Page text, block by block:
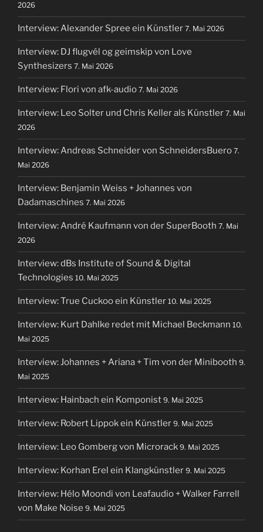
2026
Interview: Alexander Spree ein Künstler 7. Mai 2026
Interview: DJ flugvél og geimskip von Love
Synthesizers 7. Mai 2026
Interview: Flori von afk-audio 7. Mai 2026
Interview: Leo Solter und Chris Keller als Künstler 7. Mai
2026
Interview: Andreas Schneider von SchneidersBuero 7.
Mai 2026
Interview: Benjamin Weiss + Johannes von
Dadamaschines 7. Mai 2026
Interview: André Kaufmann von der SuperBooth 7. Mai
2026
Interview: dBs Institute of Sound & Digital
Technologies 10. Mai 2025
Interview: True Cuckoo ein Künstler 10. Mai 2025
Interview: Kurt Dahlke redet mit Michael Beckmann 10.
Mai 2025
Interview: Johannes + Ariana + Tim von der Minibooth 9.
Mai 2025
Interview: Hainbach ein Komponist 9. Mai 2025
Interview: Robert Lippok ein Künstler 9. Mai 2025
Interview: Leo Gomberg von Microrack 9. Mai 2025
Interview: Korhan Erel ein Klangkünstler 9. Mai 2025
Interview: Hélo Moondi von Leafaudio + Walker Farrell
von Make Noise 9. Mai 2025